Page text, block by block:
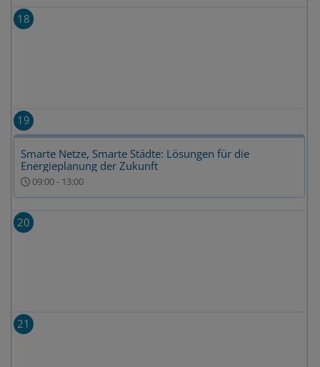
18
19
Smarte Netze, Smarte Städte: Lösungen für die
Energieplanung der Zukunft
09:00- 13:00
20
21